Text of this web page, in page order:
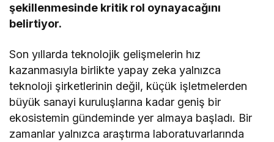
şekillenmesinde kritik rol oynayacağını
belirtiyor.
Son yıllarda teknolojik gelişmelerin hız
kazanmasıyla birlikte yapay zeka yalnızca
teknoloji şirketlerinin değil, küçük işletmelerden
büyük sanayi kuruluşlarına kadar geniş bir
ekosistemin gündeminde yer almaya başladı. Bir
zamanlar yalnızca araştırma laboratuvarlarında